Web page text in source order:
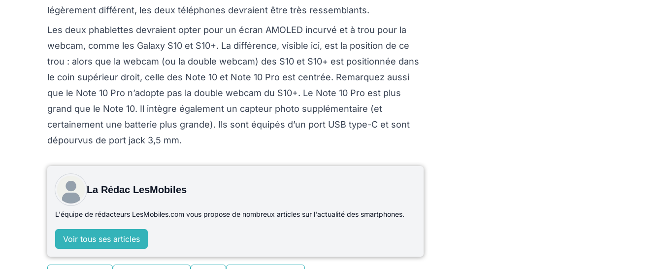
légèrement différent, les deux téléphones devraient être très ressemblants.
Les deux phablettes devraient opter pour un écran AMOLED incurvé et à trou pour la
webcam, comme les Galaxy S10 et S10+. La différence, visible ici, est la position de ce
trou : alors que la webcam (ou la double webcam) des S10 et S10+ est positionnée dans
le coin supérieur droit, celle des Note 10 et Note 10 Pro est centrée. Remarquez aussi
que le Note 10 Pro n’adopte pas la double webcam du S10+. Le Note 10 Pro est plus
grand que le Note 10. Il intègre également un capteur photo supplémentaire (et
certainement une batterie plus grande). Ils sont équipés d’un port USB type-C et sont
dépourvus de port jack 3,5 mm.
La Rédac LesMobiles
L'équipe de rédacteurs LesMobiles.com vous propose de nombreux articles sur l'actualité des smartphones.
Voir tous ses articles